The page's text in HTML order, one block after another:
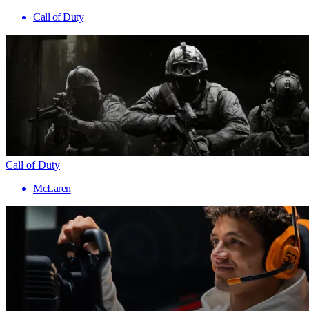
Call of Duty
Call of Duty
McLaren